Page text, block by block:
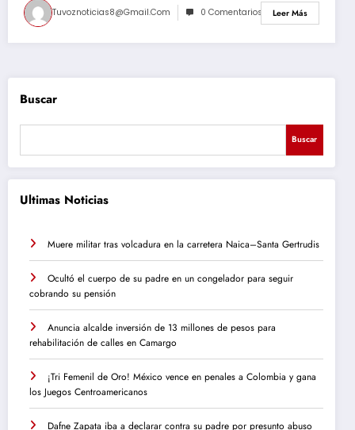
Tuvoznoticias8@gmail.com 0 Comentarios Leer Más
Buscar
Buscar
Ultimas Noticias
Muere militar tras volcadura en la carretera Naica–Santa Gertrudis
Ocultó el cuerpo de su padre en un congelador para seguir
cobrando su pensión
Anuncia alcalde inversión de 13 millones de pesos para
rehabilitación de calles en Camargo
¡Tri Femenil de Oro! México vence en penales a Colombia y gana
los Juegos Centroamericanos
Dafne Zapata iba a declarar contra su padre por presunto abuso